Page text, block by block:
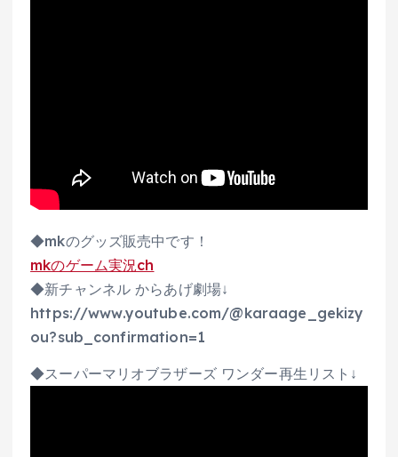
◆mkのグッズ販売中です！
mkのゲーム実況ch
◆新チャンネル からあげ劇場↓
https://www.youtube.com/@karaage_gekizy
ou?sub_confirmation=1
◆スーパーマリオブラザーズ ワンダー再生リスト↓